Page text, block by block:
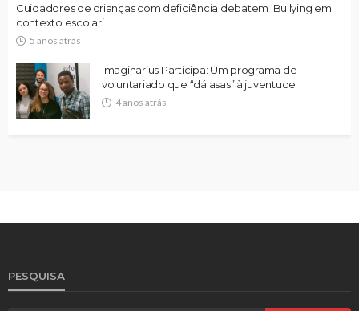
Cuidadores de crianças com deficiência debatem ‘Bullying em
contexto escolar’
5 anos atrás
Imaginarius Participa: Um programa de
voluntariado que “dá asas” à juventude
4 anos atrás
PESQUISA